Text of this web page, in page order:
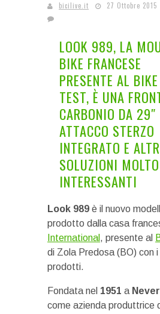
bicilive.it 27 Ottobre 2015
LOOK 989, LA
BIKE FRANCESE
PRESENTE AL
TEST, È UNA
CARBONIO DA 29″
ATTACCO STERZO
INTEGRATO E
SOLUZIONI MOLTO
INTERESSANTI
Look 989 è il nuovo
prodotto dalla casa
International , presente al
di Zola Predosa (BO) con
prodotti.
Fondata nel 1951 a
come azienda produttrice